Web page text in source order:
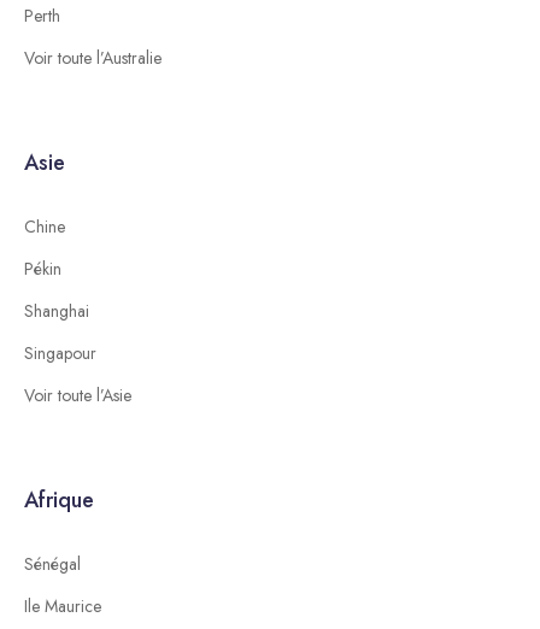
Perth
Voir toute l’Australie
Asie
Chine
Pékin
Shanghai
Singapour
Voir toute l’Asie
Afrique
Sénégal
Ile Maurice